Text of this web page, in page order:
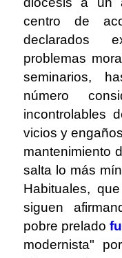
centro de
declarados
problemas
seminarios,
número
incontrolables
vicios y
mantenimiento
salta lo más
Habituales,
siguen
pobre prelado
modernista"